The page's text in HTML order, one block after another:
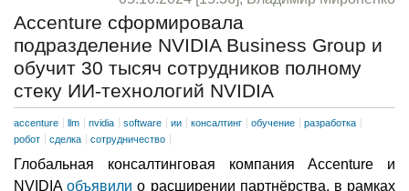
Accenture сформировала
подразделение NVIDIA Business Group и
обучит 30 тысяч сотрудников полному
стеку ИИ-технологий NVIDIA
accenture llm nvidia software ии консалтинг обучение
разработка
робот
сделка сотрудничество
Глобальная консалтинговая компания Accenture и
NVIDIAобъявили о расширении партнёрства, в рамках